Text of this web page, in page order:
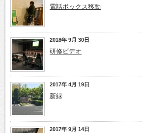
電話ボックス移動
2018年 9月 30日
研修ビデオ
2017年 4月 19日
新緑
2017年 9月 14日